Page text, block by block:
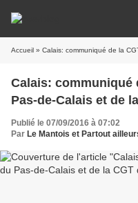
Accueil » Calais: communiqué de la CGT, de
Calais: communiqué
Pas-de-Calais et de
Publié le 07/09/2016 à 07:02
Par Le Mantois et Partout